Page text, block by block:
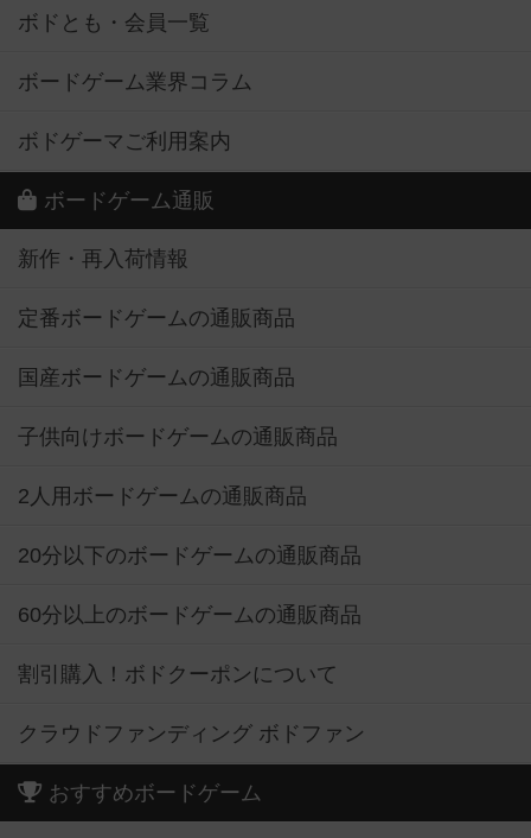
ボドとも・会員一覧
ボードゲーム業界コラム
ボドゲーマご利用案内
ボードゲーム通販
新作・再入荷情報
定番ボードゲームの通販商品
国産ボードゲームの通販商品
子供向けボードゲームの通販商品
2人用ボードゲームの通販商品
20分以下のボードゲームの通販商品
60分以上のボードゲームの通販商品
割引購入！ボドクーポンについて
クラウドファンディング ボドファン
おすすめボードゲーム